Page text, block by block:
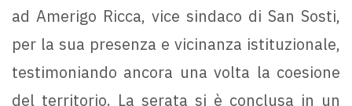
ad Amerigo Ricca, vice sindaco di San Sosti,
per la sua presenza e vicinanza istituzionale,
testimoniando ancora una volta la coesione
del territorio. La serata si è conclusa in un